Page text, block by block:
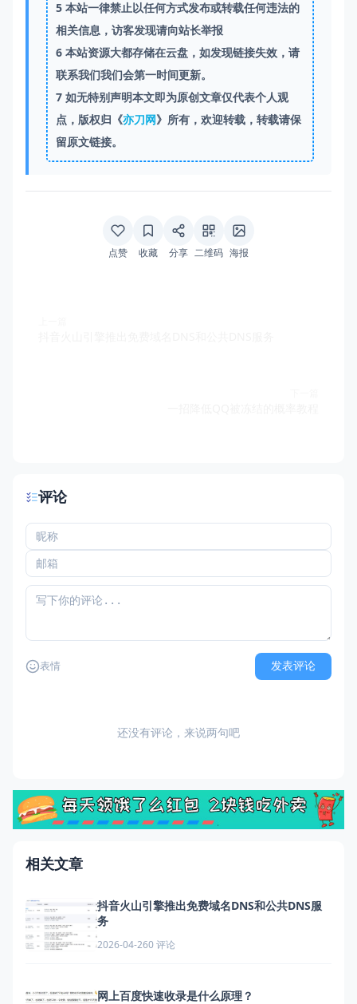
5本站一律禁止以任何方式发布或转载任何违法的
相关信息，访客发现请向站长举报
6本站资源大都存储在云盘，如发现链接失效，请
联系我们我们会第一时间更新。
7如无特别声明本文即为原创文章仅代表个人观
点，版权归《亦刀网》所有，欢迎转载，转载请保
留原文链接。
点赞 收藏 分享 二维码 海报
评论
表情 发表评论
还没有评论，来说两句吧
相关文章
抖音火山引擎推出免费域名DNS和公共DNS服
务
2026-04-260 评论
网上百度快速收录是什么原理？